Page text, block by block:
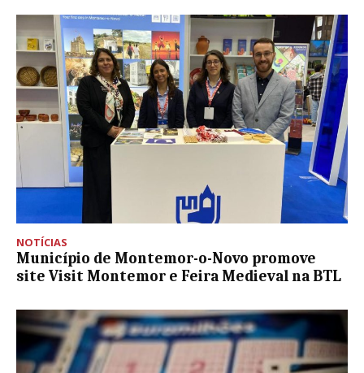
NOTÍCIAS
Município de Montemor-o-Novo promove
site Visit Montemor e Feira Medieval na BTL